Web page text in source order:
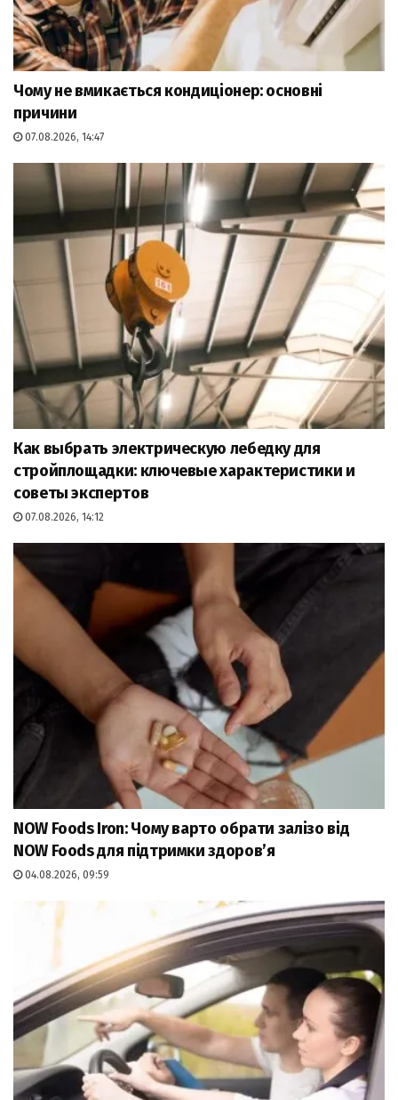
Чому не вмикається кондиціонер: основні
причини
07.08.2026, 14:47
Как выбрать электрическую лебедку для
стройплощадки: ключевые характеристики и
советы экспертов
07.08.2026, 14:12
NOW Foods Iron: Чому варто обрати залізо від
NOW Foods для підтримки здоров’я
04.08.2026, 09:59